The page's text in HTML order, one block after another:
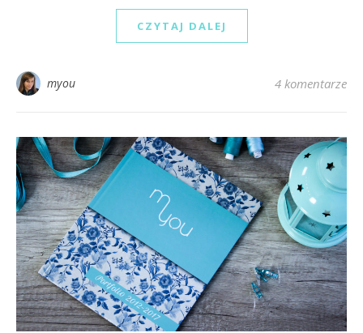
CZYTAJ DALEJ
myou 4 komentarze